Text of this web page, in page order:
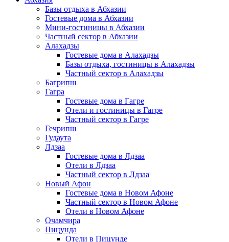
Базы отдыха в Абхазии
Гостевые дома в Абхазии
Мини-гостиницы в Абхазии
Частный сектор в Абхазии
Алахадзы
Гостевые дома в Алахадзы
Базы отдыха, гостиницы в Алахадзы
Частный сектор в Алахадзы
Багрипш
Гагра
Гостевые дома в Гагре
Отели и гостиницы в Гагре
Частный сектор в Гагре
Гечрипш
Гудаута
Лдзаа
Гостевые дома в Лдзаа
Отели в Лдзаа
Частный сектор в Лдзаа
Новый Афон
Гостевые дома в Новом Афоне
Частный сектор в Новом Афоне
Отели в Новом Афоне
Очамчира
Пицунда
Отели в Пицунде